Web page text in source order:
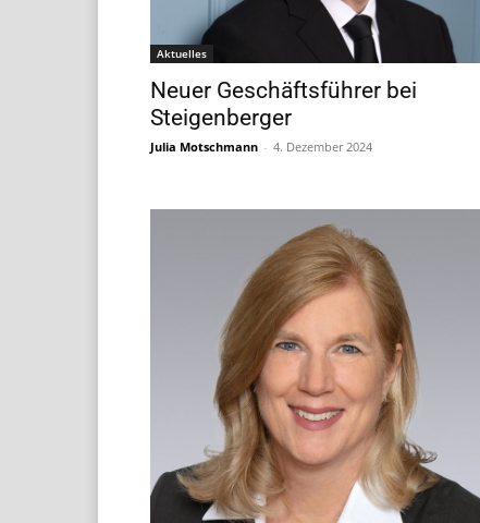
Aktuelles
Neuer Geschäftsführer bei
Steigenberger
Julia Motschmann - 4. Dezember 2024